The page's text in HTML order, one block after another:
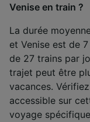
Venise en train ?
La durée
et Venise est de
de 27 trains par
trajet peut être
vacances.
accessible sur
voyage